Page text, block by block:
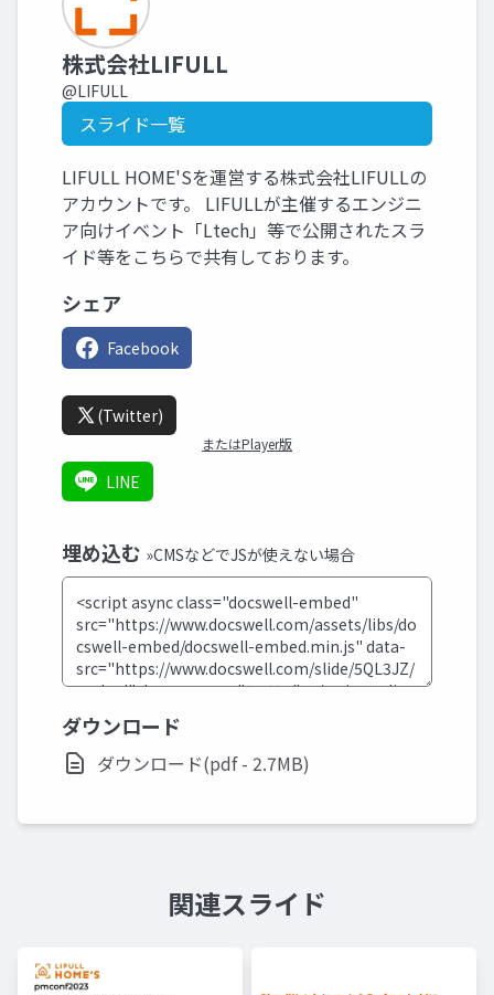
株式会社LIFULL
@LIFULL
スライド一覧
LIFULL HOME'Sを運営する株式会社LIFULLの
アカウントです。 LIFULLが主催するエンジニ
ア向けイベント「Ltech」等で公開されたスラ
イド等をこちらで共有しております。
シェア
Facebook
(Twitter)
またはPlayer版
LINE
埋め込む »CMSなどでJSが使えない場合
ダウンロード
ダウンロード(pdf - 2.7MB)
関連スライド